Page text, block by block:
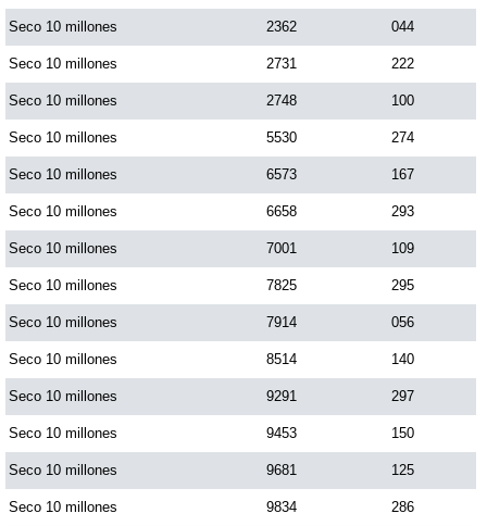
Seco 10 millones 2362 044
Seco 10 millones 2731 222
Seco 10 millones 2748 100
Seco 10 millones 5530 274
Seco 10 millones 6573 167
Seco 10 millones 6658 293
Seco 10 millones 7001 109
Seco 10 millones 7825 295
Seco 10 millones 7914 056
Seco 10 millones 8514 140
Seco 10 millones 9291 297
Seco 10 millones 9453 150
Seco 10 millones 9681 125
Seco 10 millones 9834 286